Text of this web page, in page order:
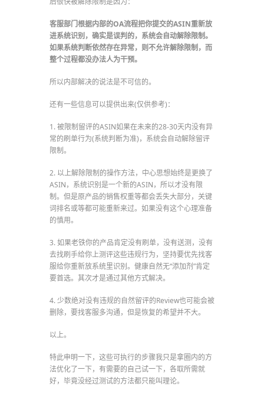
客服部门根据内部的OA流程把你提交的ASIN重新放
进系统识别，确实是误判的，系统会自动解除限制。
如果系统判断依然存在异常，则不允许解除限制，而
整个过程都没办法人为干预。
所以内部解决的说法是不可信的。
还有一些信息可以提供出来(仅供参考)：
1. 被限制留评的ASIN如果在未来的28-30天内没有异
常的刷单行为(系统判断为准)，系统会自动解除留评
限制。
2. 以上解除限制的操作方法，中心思想始终是更换了
ASIN，系统识别是一个新的ASIN，所以才没有限
制。但是原产品的销售权重等都会丢失大部分，关键
词排名或等都可能重新来过。如果没有这个心理准备
的慎用。
3. 如果老铁你的产品肯定没有刷单，没有送测，没有
去找刷手给你上测评这些违规行为，坚持要优先找客
服给你重新放系统里识别。健康自然无“添加剂”肯定
要首选。其次才是通过其他方式解决。
4. 少数绝对没有违规的自然留评的Review也可能会被
删除，要找客服多沟通，但是恢复的希望并不大。
以上。
特此申明一下，这些可执行的步骤我只是拿圈内的方
法优化了一下，有需要的自己试一下，各取所需就
好，毕竟没经过测试的方法都只能叫理论。